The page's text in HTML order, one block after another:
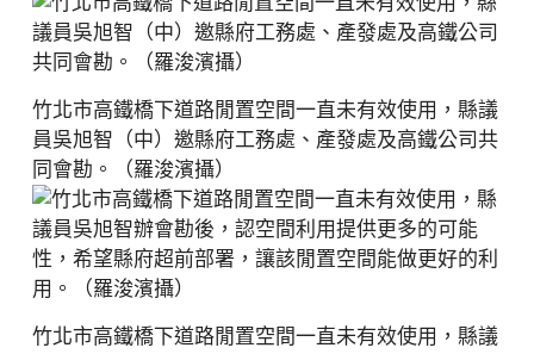
竹北市高鐵橋下道路閒置空間一直未有效使用，縣議
員吳旭智（中）邀縣府工務處、產發處及高鐵公司共
同會勘。（羅浚濱攝）
竹北市高鐵橋下道路閒置空間一直未有效使用，縣議